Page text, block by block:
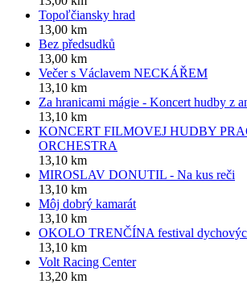
Topoľčiansky hrad
13,00 km
Bez předsudků
13,00 km
Večer s Václavem NECKÁŘEM
13,10 km
Za hranicami mágie - Koncert hudby z
13,10 km
KONCERT FILMOVEJ HUDBY
ORCHESTRA
13,10 km
MIROSLAV DONUTIL - Na kus reči
13,10 km
Môj dobrý kamarát
13,10 km
OKOLO TRENČÍNA festival
13,10 km
Volt Racing Center
13,20 km